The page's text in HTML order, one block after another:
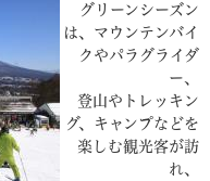
グリーンシーズン
は、マウンテンバイ
クやパラグライダ
ー、
登山やトレッキン
グ、キャンプなどを
楽しむ観光客が訪
れ、